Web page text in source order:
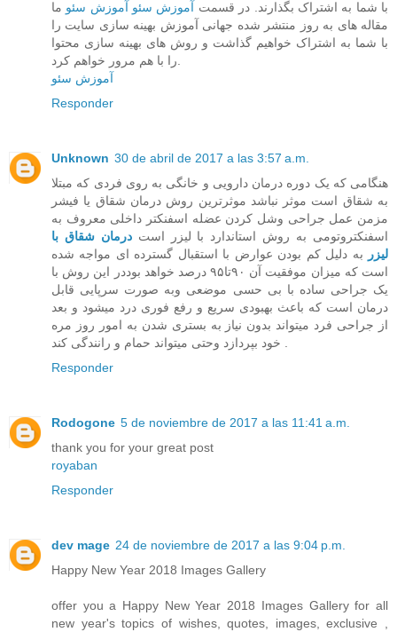
با شما به اشتراک بگذارند. در قسمت آموزش سئو آموزش سئو ما
مقاله های به روز منتشر شده جهانی‌ آموزش بهینه سازی سایت را
با شما به اشتراک خواهیم گذاشت و روش های بهینه سازی محتوا
را با هم مرور خواهم کرد.
آموزش سئو
Responder
Unknown 30 de abril de 2017 a las 3:57 a.m.
هنگامی که یک دوره درمان دارویی و خانگی به روی فردی که مبتلا
به شقاق است موثر نباشد موثرترین روش درمان شقاق یا فیشر
مزمن عمل جراحی وشل کردن عضله اسفنکتر داخلی معروف به
اسفنکتروتومی به روش استاندارد با لیزر استدرمان شقاق با
لیزر
به دلیل کم بودن عوارض با استقبال گسترده ای مواجه شده
است که میزان موفقیت آن ۹۰تا۹۵ درصد خواهد بوددر این روش با
یک جراحی ساده با بی حسی موضعی وبه صورت سرپایی قابل
درمان است که باعث بهبودی سریع و رفع فوری درد میشود و بعد
از جراحی فرد میتواند بدون نیاز به بستری شدن به امور روز مره
خود بپردازد وحتی میتواند حمام و رانندگی کند .
Responder
Rodogone 5 de noviembre de 2017 a las 11:41 a.m.
thank you for your great post
royaban
Responder
dev mage 24 de noviembre de 2017 a las 9:04 p.m.
Happy New Year 2018 Images Gallery
offer you a Happy New Year 2018 Images Gallery for all
new year's topics of wishes, quotes, images, exclusive ,